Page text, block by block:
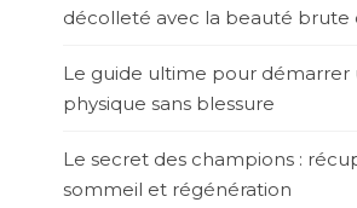
décolleté avec la beauté brute
Le guide ultime pour démarrer
physique sans blessure
Le secret des champions :
sommeil et régénération